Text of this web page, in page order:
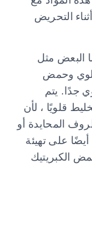
التحريض
البعض مثل
وحمض
جدًا. يتم
قلويًا ، لأن
المحايدة أو
على تهيئة
الكبريتيك